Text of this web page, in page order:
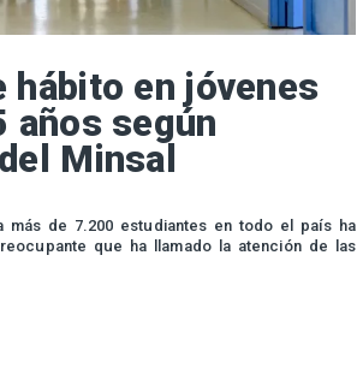
hábito en jóvenes
años según
Minsal
más de 7.200 estudiantes en todo el país ha
que ha llamado la atención de las